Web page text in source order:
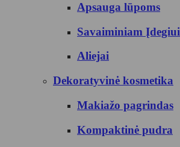
Apsauga lūpoms
Savaiminiam Įdegiui
Aliejai
Dekoratyvinė kosmetika
Makiažo pagrindas
Kompaktinė pudra